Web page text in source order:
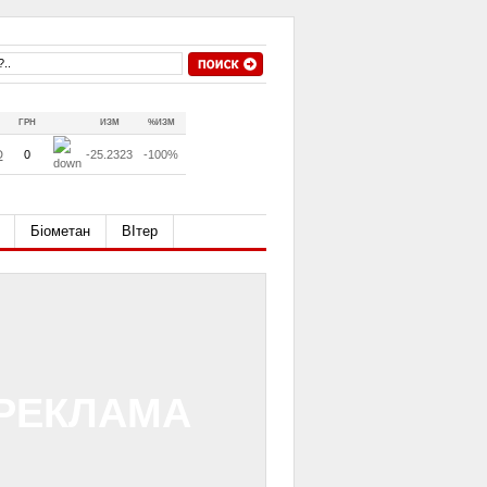
ГРН ИЗМ %ИЗМ
0 -25.2323 -100%
Біометан ВІтер